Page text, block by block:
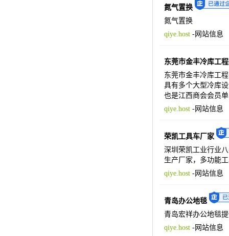
氮气置换
氮气置换
qiye.host-网站信息
东莞市金丰冷库工
东莞市金丰冷库工
具有多个大型冷库
也是江西商会会员
qiye.host-网站信息
荣凯工具车厂家
深圳荣凯工业行业
生产厂家，多功能
qiye.host-网站信息
青岛办公地毯
青岛宏祥办公地毯
qiye.host-网站信息